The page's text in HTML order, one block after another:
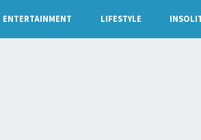
ENTERTAINMENT LIFESTYLE